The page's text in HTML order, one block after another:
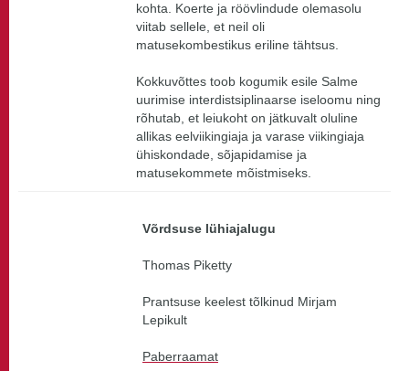
kohta. Koerte ja röövlindude olemasolu
viitab sellele, et neil oli
matusekombestikus eriline tähtsus.
Kokkuvõttes toob kogumik esile Salme
uurimise interdistsiplinaarse iseloomu ning
rõhutab, et leiukoht on jätkuvalt oluline
allikas eelviikingiaja ja varase viikingiaja
ühiskondade, sõjapidamise ja
matusekommete mõistmiseks.
Võrdsuse lühiajalugu
Thomas Piketty
Prantsuse keelest tõlkinud Mirjam
Lepikult
Paberraamat